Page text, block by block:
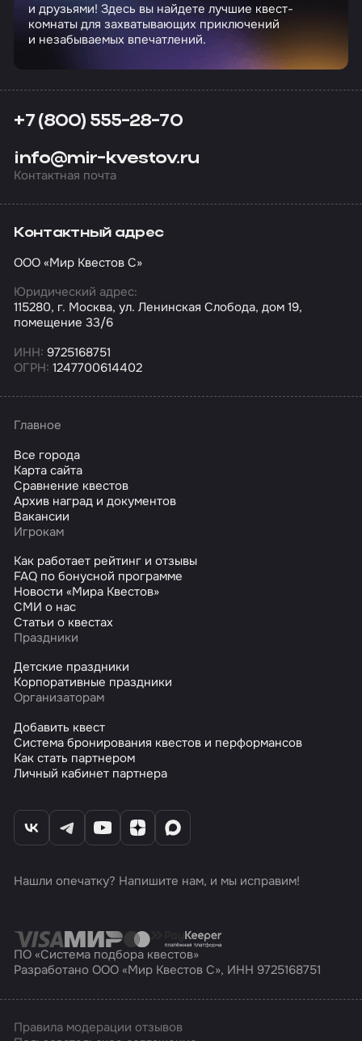
и друзьями! Здесь вы найдете лучшие квест-
комнаты для захватывающих приключений
и незабываемых впечатлений.
+7 (800) 555-28-70
info@mir-kvestov.ru
Контактная почта
Контактный адрес
ООО «Мир Квестов С»
Юридический адрес:
115280, г. Москва, ул. Ленинская Слобода, дом 19,
помещение 33/6
ИНН: 9725168751
ОГРН: 1247700614402
Главное
Все города
Карта сайта
Сравнение квестов
Архив наград и документов
Вакансии
Игрокам
Как работает рейтинг и отзывы
FAQ по бонусной программе
Новости «Мира Квестов»
СМИ о нас
Статьи о квестах
Праздники
Детские праздники
Корпоративные праздники
Организаторам
Добавить квест
Система бронирования квестов и перформансов
Как стать партнером
Личный кабинет партнера
Нашли опечатку? Напишите нам, и мы исправим!
ПО «Система подбора квестов»
Разработано ООО «Мир Квестов С», ИНН 9725168751
Правила модерации отзывов